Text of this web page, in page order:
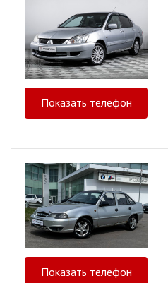
Показать телефон
Показать телефон